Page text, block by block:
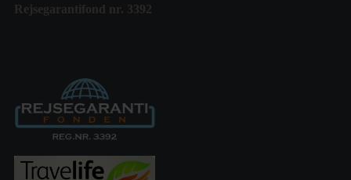
Rejsegarantifond nr. 3392